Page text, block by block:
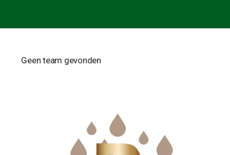
Geen team gevonden